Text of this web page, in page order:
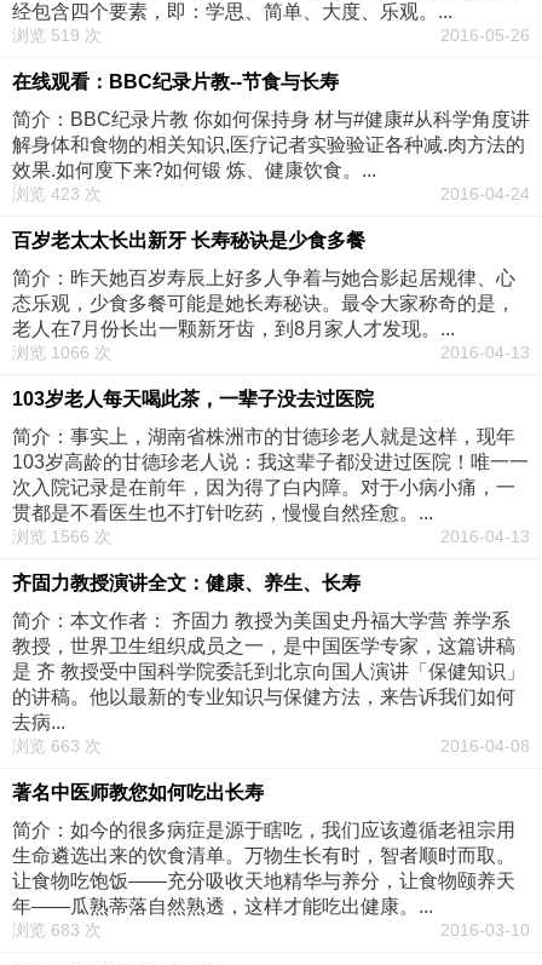
经包含四个要素，即：学思、简单、大度、乐观。...
浏览 519 次 2016-05-26
在线观看：BBC纪录片教--节食与长寿
简介：BBC纪录片教 你如何保持身 材与#健康#从科学角度讲
解身体和食物的相关知识,医疗记者实验验证各种减.肉方法的
效果.如何廋下来?如何锻 炼、健康饮食。...
浏览 423 次 2016-04-24
百岁老太太长出新牙 长寿秘诀是少食多餐
简介：昨天她百岁寿辰上好多人争着与她合影起居规律、心
态乐观，少食多餐可能是她长寿秘诀。最令大家称奇的是，
老人在7月份长出一颗新牙齿，到8月家人才发现。...
浏览 1066 次 2016-04-13
103岁老人每天喝此茶，一辈子没去过医院
简介：事实上，湖南省株洲市的甘德珍老人就是这样，现年
103岁高龄的甘德珍老人说：我这辈子都没进过医院！唯一一
次入院记录是在前年，因为得了白内障。对于小病小痛，一
贯都是不看医生也不打针吃药，慢慢自然痊愈。...
浏览 1566 次 2016-04-13
齐固力教授演讲全文：健康、养生、长寿
简介：本文作者： 齐固力 教授为美国史丹福大学营 养学系
教授，世界卫生组织成员之一，是中国医学专家，这篇讲稿
是 齐 教授受中国科学院委託到北京向国人演讲「保健知识」
的讲稿。他以最新的专业知识与保健方法，来告诉我们如何
去病...
浏览 663 次 2016-04-08
著名中医师教您如何吃出长寿
简介：如今的很多病症是源于瞎吃，我们应该遵循老祖宗用
生命遴选出来的饮食清单。万物生长有时，智者顺时而取。
让食物吃饱饭——充分吸收天地精华与养分，让食物颐养天
年——瓜熟蒂落自然熟透，这样才能吃出健康。...
浏览 683 次 2016-03-10